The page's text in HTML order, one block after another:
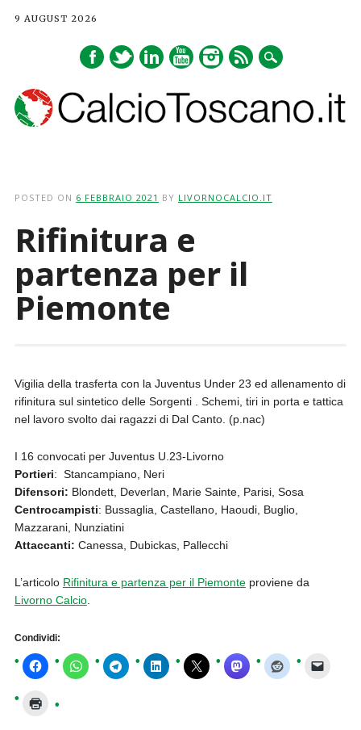
9 AUGUST 2026
POSTED ON 6 FEBBRAIO 2021 BY LIVORNOCALCIO.IT
Rifinitura e
partenza per il
Piemonte
Vigilia della trasferta con la Juventus Under 23 ed allenamento di
rifinitura sul sintetico delle Sorgenti . Schemi, tiri in porta e tattica
nel lavoro svolto dai ragazzi di Dal Canto. (p.nac)
I 16 convocati per Juventus U.23-Livorno
Portieri: Stancampiano, Neri
Difensori: Blondett, Deverlan, Marie Sainte, Parisi, Sosa
Centrocampisti: Bussaglia, Castellano, Haoudi, Buglio,
Mazzarani, Nunziatini
Attaccanti: Canessa, Dubickas, Pallecchi
L’articolo Rifinitura e partenza per il Piemonteproviene da
Livorno Calcio.
Condividi: